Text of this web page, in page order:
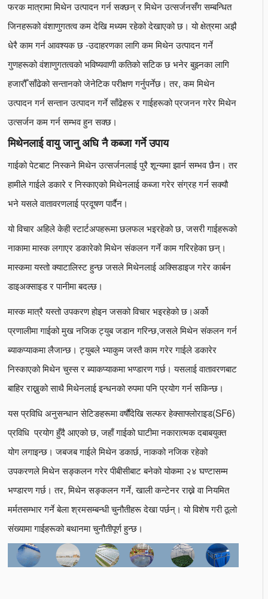
फरक मात्रामा मिथेन उत्पादन गर्न सक्छन् र मिथेन उत्सर्जनसँग सम्बन्धित
जिनहरूको वंशाणुगतत्व कम देखि मध्यम रहेको देखाएको छ। यो क्षेत्रमा अझै
धेरै काम गर्न आवश्यक छ -उदाहरणका लागि कम मिथेन उत्पादन गर्ने
गुणहरूको वंशाणुगतत्वको भविष्यवाणी कतिको सटिक छ भनेर बुझ्नका लागि
हजारौँ साँढेको सन्तानको जेनेटिक परीक्षण गर्नुपर्नेछ। तर, कम मिथेन
उत्पादन गर्न सन्तान उत्पादन गर्ने साँढेहरू र गाईहरूको प्रजनन गरेर मिथेन
उत्सर्जन कम गर्न सम्भव हुन सक्छ।
मिथेनलाईवायुजानु अघि नै कब्जा गर्ने उपाय
गाईको पेटबाट निस्कने मिथेन उत्सर्जनलाई पुरै शून्यमा झार्न सम्भव छैन। तर
हामीले गाईले डकारे र निस्काएको मिथेनलाई कब्जा गरेर संग्रह गर्न सक्यौ
भने यसले वातावरणलाई प्रदूषण पार्दैन।
यो विचार अहिले केही स्टार्टअपहरूमा छलफल भइरहेको छ, जसरी गाईहरूको
नाकामा मास्क लगाएर डकारेको मिथेन संकलन गर्ने काम गरिरहेका छन्।
मास्कमा यस्तो क्याटालिस्ट हुन्छ जसले मिथेनलाई अक्सिडाइज गरेर कार्बन
डाइअक्साइड र पानीमा बदल्छ।
मास्क मात्रै यस्तो उपकरण होइन जसको विचार भइरहेको छ।अर्को
प्रणालीमा गाईको मुख नजिक ट्युब जडान गरिन्छ,जसले मिथेन संकलन गर्न
ब्याकप्याकमा लैजान्छ। ट्युबले भ्याकुम जस्तै काम गरेर गाईले डकारेर
निस्काएको मिथेन चुस्स र ब्याकप्याकमा भण्डारण गर्छ। यसलाई वातावरणबाट
बाहिर राख्नुको साथै मिथेनलाई इन्धनको रुपमा पनि प्रयोग गर्न सकिन्छ।
यस प्रविधि अनुसन्धान सेटिङहरूमा वर्षौंदेखि सल्फर हेक्साफ्लोराइड(SF6)
प्रविधि प्रयोग हुँदै आएको छ, जहाँ गाईको घाटीमा नकारात्मक दबाबयुक्त
योग लगाइन्छ। जबजब गाईले मिथेन डकार्छ, नाकको नजिक रहेको
उपकरणले मिथेन सङ्कलन गरेर पीबीसीबाट बनेको योकमा २४ घण्टासम्म
भण्डारण गर्छ। तर, मिथेन सङ्कलन गर्ने, खाली कन्टेनर राख्ने वा नियमित
मर्मतसम्भार गर्ने बेला श्रमसम्बन्धी चुनौतीहरू देखा पर्छन्। यो विशेष गरी ठूलो
संख्यामा गाईहरूको बथानमा चुनौतीपूर्ण हुन्छ।